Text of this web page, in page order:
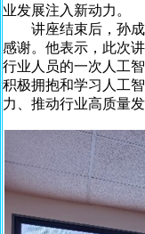
业发展注入新动力。
讲座结束后，孙成
感谢。他表示，此次
行业人员的一次人工
积极拥抱和学习人工
力、推动行业高质量发